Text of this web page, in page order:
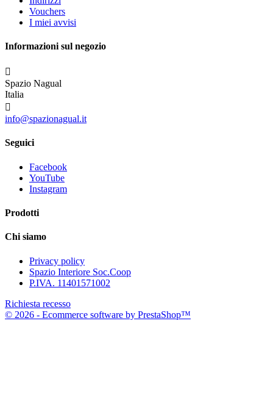
Vouchers
I miei avvisi
Informazioni sul negozio

Spazio Nagual
Italia

info@spazionagual.it
Seguici
Facebook
YouTube
Instagram
Prodotti
Chi siamo
Privacy policy
Spazio Interiore Soc.Coop
P.IVA. 11401571002
Richiesta recesso
© 2026 - Ecommerce software by PrestaShop™